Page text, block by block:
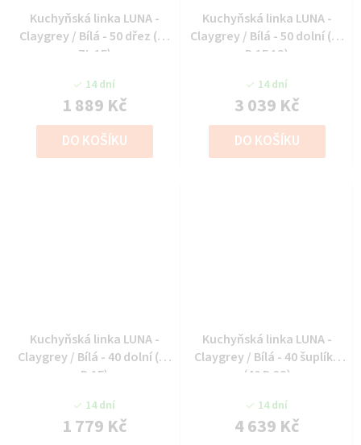
Kuchyňská linka LUNA -
Claygrey / Bílá - 50 dřez (50
ZL 1F)
14 dní
1 889 Kč
DO KOŠÍKU
Kuchyňská linka LUNA -
Claygrey / Bílá - 50 dolní (50
D 1F 1S)
14 dní
3 039 Kč
DO KOŠÍKU
Kuchyňská linka LUNA -
Claygrey / Bílá - 40 dolní (40
D 1F)
14 dní
1 779 Kč
Kuchyňská linka LUNA -
Claygrey / Bílá - 40 šuplíky
(40 D 3S)
14 dní
4 639 Kč